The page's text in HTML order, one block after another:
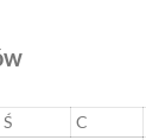
Ś C